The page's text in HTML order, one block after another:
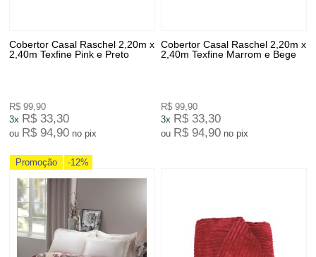
Cobertor Casal Raschel 2,20m x
2,40m Texfine Pink e Preto
R$ 99,90
3x R$ 33,30
ou R$ 94,90 no pix
Cobertor Casal Raschel 2,20m x
2,40m Texfine Marrom e Bege
R$ 99,90
3x R$ 33,30
ou R$ 94,90 no pix
Promoção -12%